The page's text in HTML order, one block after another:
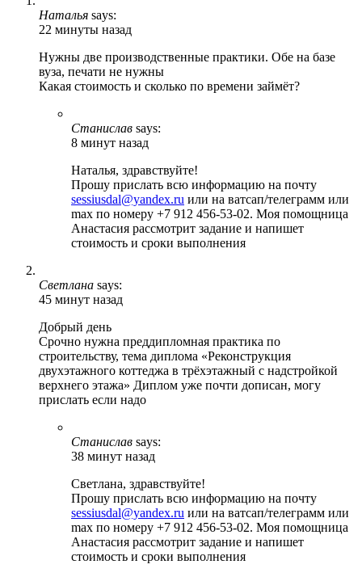
Наталья says:
22 минуты назад
Нужны две производственные практики. Обе на базе
вуза, печати не нужны
Какая стоимость и сколько по времени займёт?
Станислав says:
8 минут назад
Наталья, здравствуйте!
Прошу прислать всю информацию на почту
sessiusdal@yandex.ru или на ватсап/телеграмм или
max по номеру +7 912 456-53-02. Моя помощница
Анастасия рассмотрит задание и напишет
стоимость и сроки выполнения
Светлана says:
45 минут назад
Добрый день
Срочно нужна преддипломная практика по
строительству, тема диплома «Реконструкция
двухэтажного коттеджа в трёхэтажный с надстройкой
верхнего этажа» Диплом уже почти дописан, могу
прислать если надо
Станислав says:
38 минут назад
Светлана, здравствуйте!
Прошу прислать всю информацию на почту
sessiusdal@yandex.ru или на ватсап/телеграмм или
max по номеру +7 912 456-53-02. Моя помощница
Анастасия рассмотрит задание и напишет
стоимость и сроки выполнения